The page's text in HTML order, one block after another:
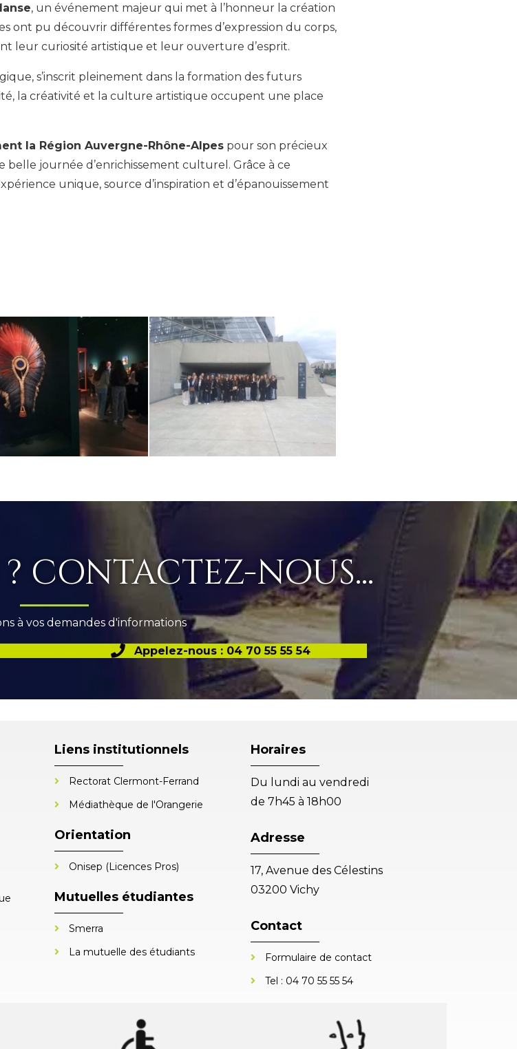
, un événement majeur qui met à l’honneur la création
ont pu découvrir différentes formes d’expression du corps,
leur curiosité artistique et leur ouverture d’esprit.
s’inscrit pleinement dans la formation des futurs
la créativité et la culture artistique occupent une place
la Région Auvergne-Rhône-Alpes pour son précieux
belle journée d’enrichissement culturel. Grâce à ce
unique, source d’inspiration et d’épanouissement
CONTACTEZ-NOUS...
à vos demandes d'informations
Appelez-nous : 04 70 55 55 54
Liens institutionnels
Rectorat Clermont-Ferrand
Médiathèque de l'Orangerie
Orientation
Onisep (Licences Pros)
Mutuelles étudiantes
Smerra
La mutuelle des étudiants
Horaires
Du lundi au vendredi
de 7h45 à 18h00
Adresse
17, Avenue des Célestins
03200 Vichy
Contact
Formulaire de contact
Tel : 04 70 55 55 54